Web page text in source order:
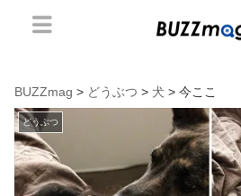
BUZZmag > どうぶつ > 犬 > 今ここ
どうぶつ